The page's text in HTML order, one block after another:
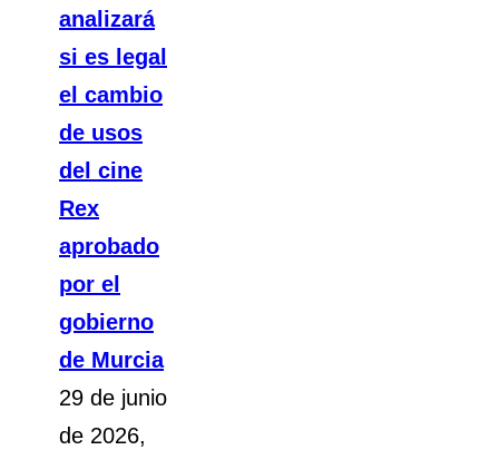
analizará
si es legal
el cambio
de usos
del cine
Rex
aprobado
por el
gobierno
de Murcia
29 de junio
de 2026,